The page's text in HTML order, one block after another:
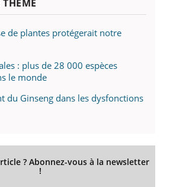
de plantes protégerait notre
: plus de 28 000 espèces
le monde
du Ginseng dans les dysfonctions
? Abonnez-vous à la newsletter
!